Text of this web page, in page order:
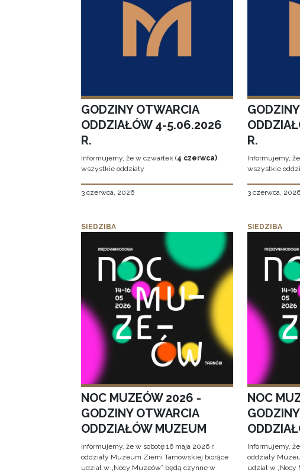
GODZINY OTWARCIA
ODDZIAŁÓW 4-5.06.2026
R.
Informujemy, że w czwartek (4 czerwca)
wszystkie oddziały
3 czerwca, 2026
R.
Informujemy,
wszystkie
3 czerwca, 2026
SIEDZIBA
NOC MUZEÓW 2026 -
GODZINY OTWARCIA
ODDZIAŁÓW MUZEUM
Informujemy, że w sobotę 16 maja 2026 r.
oddziały Muzeum Ziemi Tarnowskiej biorące
udział w „Nocy Muzeów” będą czynne w
SIEDZIBA
NOC
Informujemy,
oddziały
udział w